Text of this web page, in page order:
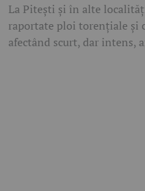
La Pitești și în alte
raportate ploi torențiale și
afectând scurt, dar intens,